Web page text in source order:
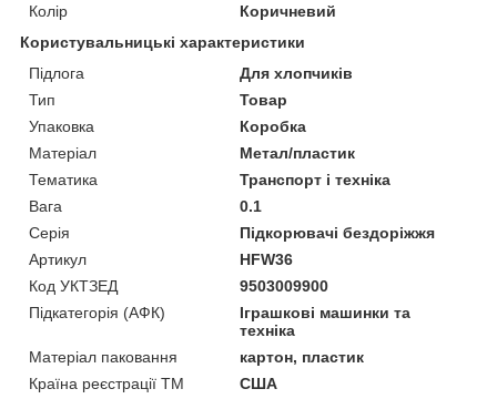
Колір
Коричневий
Користувальницькі характеристики
Підлога
Для хлопчиків
Тип
Товар
Упаковка
Коробка
Матеріал
Метал/пластик
Тематика
Транспорт і техніка
Вага
0.1
Серія
Підкорювачі бездоріжжя
Артикул
HFW36
Код УКТЗЕД
9503009900
Підкатегорія (АФК)
Іграшкові машинки та
техніка
Матеріал паковання
картон, пластик
Країна реєстрації ТМ
США